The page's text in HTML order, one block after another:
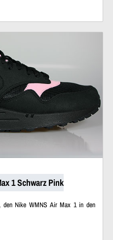
1 Schwarz Pink
den Nike WMNS Air Max 1 in den